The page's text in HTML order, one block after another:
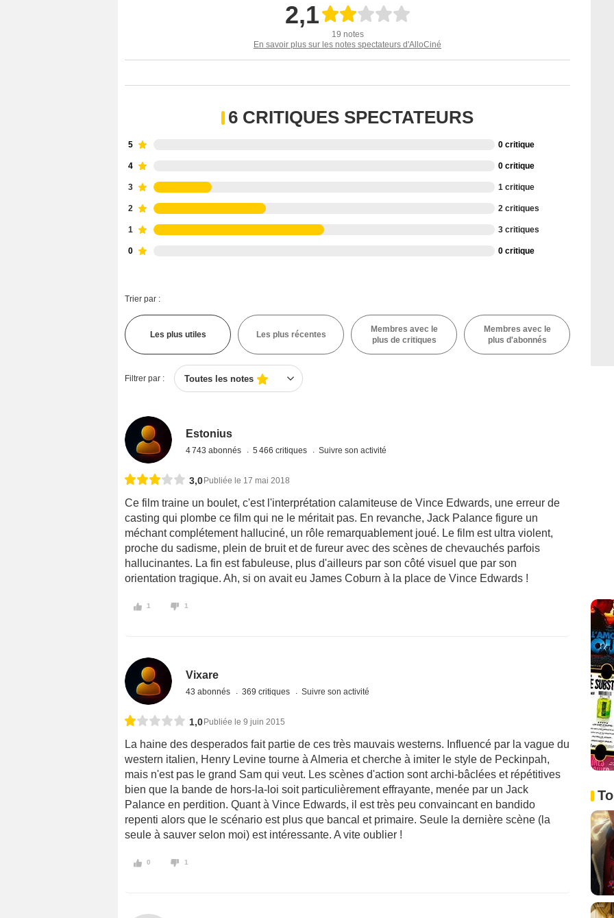
2,1
19 notes
En savoir plus sur les notes spectateurs d'AlloCiné
6 CRITIQUES SPECTATEURS
5 0 critique
4 0 critique
3 1 critique
2 2 critiques
1 3 critiques
0 0 critique
Trier par :
Les plus utiles Les plus récentes
Membres avec le
plus de critiques
Membres avec le
plus d'abonnés
Filtrer par : Toutes les notes
Estonius
4 743 abonnés 5 466 critiques Suivre son activité
3,0 Publiée le 17 mai 2018
Ce film traine un boulet, c'est l'interprétation calamiteuse de Vince Edwards, une erreur de
casting qui plombe ce film qui ne le méritait pas. En revanche, Jack Palance figure un
méchant complétement halluciné, un rôle remarquablement joué. Le film est ultra violent,
proche du sadisme, plein de bruit et de fureur avec des scènes de chevauchés parfois
hallucinantes. La fin est fabuleuse, plus d'ailleurs par son côté visuel que par son
orientation tragique. Ah, si on avait eu James Coburn à la place de Vince Edwards !
1 1
Vixare
43 abonnés 369 critiques Suivre son activité
1,0Publiée le 9 juin 2015
La haine des desperados fait partie de ces très mauvais westerns. Influencé par la vague du
western italien, Henry Levine tourne à Almeria et cherche à imiter le style de Peckinpah,
mais n'est pas le grand Sam qui veut. Les scènes d'action sont archi-bâclées et répétitives
bien que la bande de hors-la-loi soit particulièrement effrayante, menée par un Jack
Palance en perdition. Quant à Vince Edwards, il est très peu convaincant en bandido
repenti alors que le scénario est plus que bancal et primaire. Seule la dernière scène (la
seule à sauver selon moi) est intéressante. A vite oublier !
0 1